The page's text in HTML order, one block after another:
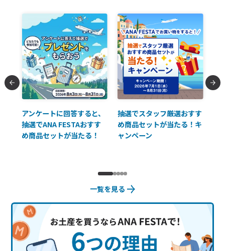
アンケートに回答すると、
抽選でANA FESTAおすす
め商品セットが当たる！
抽選でスタッフ厳選おすす
め商品セットが当たる！キ
ャンペーン
一覧を見る